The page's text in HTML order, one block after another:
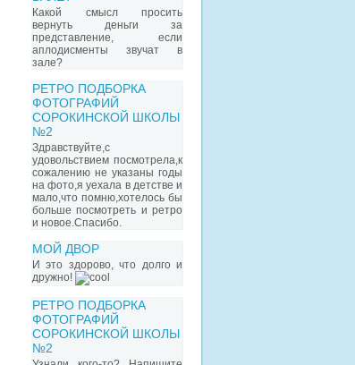
Какой смысл просить
вернуть деньги за
представление, если
аплодисменты звучат в
зале?
РЕТРО ПОДБОРКА
ФОТОГРАФИЙ
СОРОКИНСКОЙ ШКОЛЫ
№2
Здравствуйте,с
удовольствием посмотрела,к
сожалению не указаны годы
на фото,я уехала в детстве и
мало,что помню,хотелось бы
больше посмотреть и ретро
и новое.Спасибо.
МОЙ ДВОР
И это здорово, что долго и
дружно!
РЕТРО ПОДБОРКА
ФОТОГРАФИЙ
СОРОКИНСКОЙ ШКОЛЫ
№2